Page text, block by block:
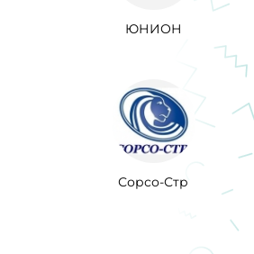
ЮНИОН
Сорсо-Стр